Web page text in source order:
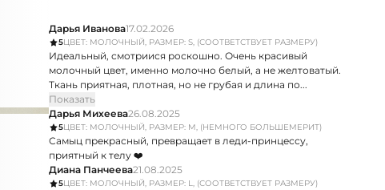
Дарья Иванова17.02.2026
5ЦВЕТ: МОЛОЧНЫЙ, РАЗМЕР: S, (СООТВЕТСТВУЕТ РАЗМЕРУ)
Идеальный, смотриися роскошно. Очень красивый
молочный цвет, именно молочно белый, а не желтоватый.
Ткань приятная, плотная, но не грубая и длина по...
Показать
Дарья Михеева26.08.2025
5ЦВЕТ: МОЛОЧНЫЙ, РАЗМЕР: M, (НЕМНОГО БОЛЬШЕМЕРИТ)
Самыц прекрасный, превращает в леди-принцессу,
приятный к телу ❤️
Диана Панчеева21.08.2025
5ЦВЕТ: МОЛОЧНЫЙ, РАЗМЕР: L, (СООТВЕТСТВУЕТ РАЗМЕРУ)